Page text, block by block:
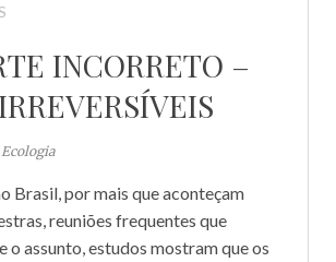
INCORRETO –
Brasil, por mais que aconteçam
reuniões frequentes que
o assunto, estudos mostram que os